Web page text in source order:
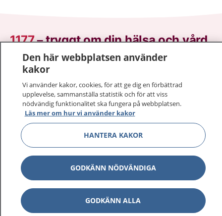
1177–tryggt om din hälsa och vård
På 1177.se får du råd om hälsa och information om
sjukdomar och vilka mottagningar du kan kontakta.
Logga in för att läsa din journal och göra dina
vårdärenden. Ring telefonnummer 1177 för
sjukvårdsrådgivning dygnet runt.
1177 ger dig råd när du vill må bättre.
1177 på flera språk
Show
Den här webbplatsen använder
kakor
Vi använder kakor, cookies, för att ge dig en förbättrad
upplevelse, sammanställa statistik och för att viss
nödvändig funktionalitet ska fungera på webbplatsen.
Läs mer om hur vi använder kakor
HANTERA KAKOR
GODKÄNN NÖDVÄNDIGA
GODKÄNN ALLA